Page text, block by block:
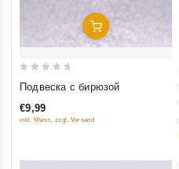
Добавить В Корзину
out
of
Подвеска с бирюзой
€9,99
inkl. Mwst., zzgl. Versand